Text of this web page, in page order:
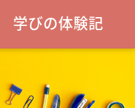
学びの体験記